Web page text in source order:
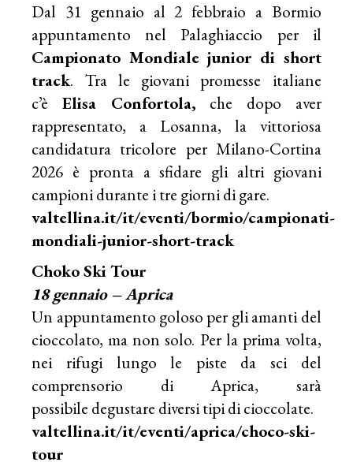
Dal 31 gennaio al 2 febbraio a Bormio
appuntamento nel Palaghiaccio per il
Campionato Mondiale junior di short
track. Tra le giovani promesse italiane
c’è Elisa Confortola, che dopo aver
rappresentato, a Losanna, la vittoriosa
candidatura tricolore per Milano-Cortina
2026 è pronta a sfidare gli altri giovani
campioni durante i tre giorni di gare.
valtellina.it/it/eventi/bormio/campionati-
mondiali-junior-short-track
Choko Ski Tour
18 gennaio – Aprica
Un appuntamento goloso per gli amanti del
cioccolato, ma non solo. Per la prima volta,
nei rifugi lungo le piste da sci del
comprensorio di Aprica, sarà
possibile degustare diversi tipi di cioccolate.
valtellina.it/it/eventi/aprica/choco-ski-
tour